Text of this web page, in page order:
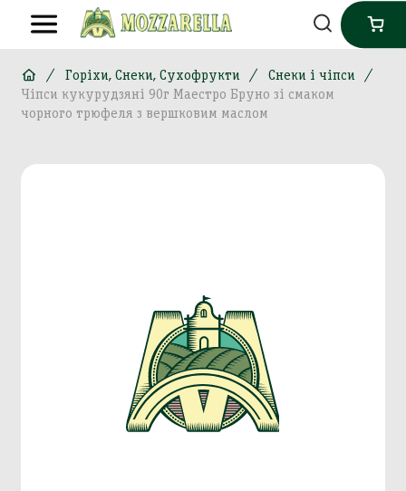
Горіхи, Снеки, Сухофрукти
Снеки і чіпси
Чіпси кукурудзяні 90г Маестро Бруно зі смаком
чорного трюфеля з вершковим маслом